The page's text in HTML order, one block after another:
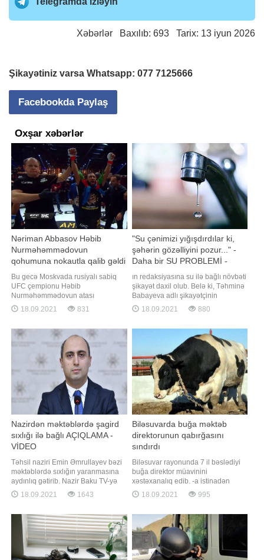
Xəbərlər Baxılıb: 693 Tarix: 13 iyun 2026
Şikayətiniz varsa Whatsapp: 077 7125666
Facebookda Paylaş
Oxşar xəbərlər
Nəriman Abbasov Həbib
Nurməhəmmədovun
qohumuna nokautla qalib gəldi
- VİDEO
Bu gecə Moskvada rusiyalı sabiq
UFC çempionu Həbib
Nurməhəmmədovun atası
Əbdülmanaf Nurməhəmmədovun
xatirəsinə həsr edilən turnir keçirilib.
azərbaycanlı döyüşçü Nəriman
Abbasov rusiyalı Şamil Zavurovla
qarşılaşıb. Abbasov rəqibini ilk
raunddaca nokauta salıb. Qey
18.09.2021 831
"Su çənimizi yığışdırdılar ki,
şəhərin gözəlliyini pozur..." -
Daha bir SU PROBLEMİ -
ŞİKAYƏT - AÇIQLAMA
ın redaksiyasına su ilə bağlı növbəti
şikayət daxil olub. Belə ki, Təhminə
Babayeva adlı şikayətçinin
sözlərinə görə, Nizami rayonu
"Naxçıvanski" 94B ünvanında
azalda tam kəsirlər, axşamüstü 6, 7-
də yenidən açırlar:. "Gecə 12-yə
işləmiş isə yenə kəsirlər
18.09.2021 880
Nazirdən məktəblərdə şagird
sıxlığı ilə bağlı AÇIQLAMA -
VİDEO
Təhsil naziri Emin Əmrullayev bəzi
məktəblərdə sıxlığın yaranmasına
aydınlıq gətirib. Nazir Baku TV-yə
eksklüziv müsahibəsində bildirib ki,
Azərbaycanda valideynə övladı
seçmək hüququ verilib:. "Valideyn
elektron qeydiyyatdan keçdikdən
sonra bütün sinifləri sistemd
18.09.2021 1643
Biləsuvarda buğa məktəb
direktorunun qabırğasını
sındırdı
Biləsuvar rayonunda 7 il bəslədiyi
buğa direktor müavinini
xəstəxanalıq edib. -a istinadən
xəbər verir ki, hadisə rayonun Aşağı
Cürəli kəndində məktəb direktoru
olub. Hacıyev həyətyanı sahədəki
təssərrüfatında mal-qaraya qulluq
edərkən buğa ona qəfil hücum edib.
Nəticəd
18.09.2021 995